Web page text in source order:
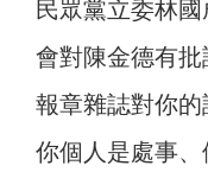
民眾黨立委林
會對陳金德有
報章雜誌對你的
你個人是處事